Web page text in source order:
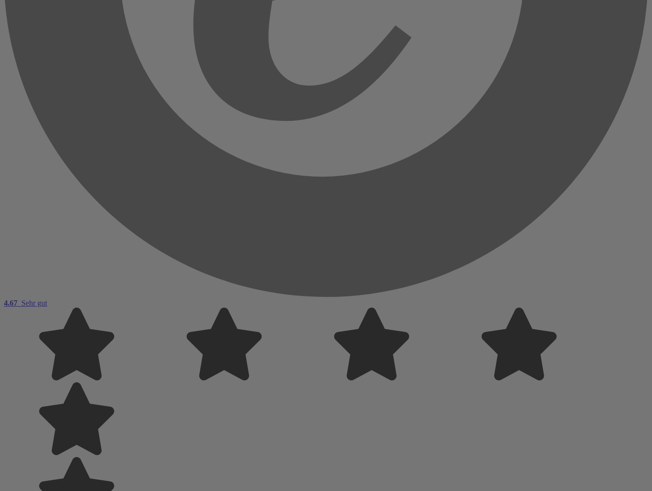
4.67 Sehr gut